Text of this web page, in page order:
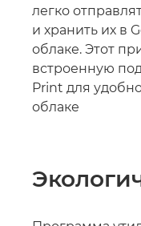
легко
и хранить их в
облаке. Этот
встроенную
Print для
облаке